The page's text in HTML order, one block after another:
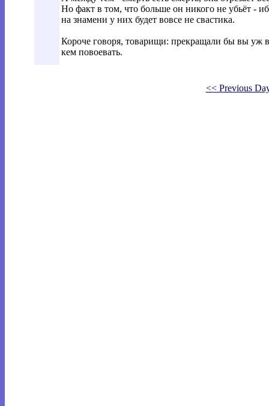
Но факт в том, что больше он никого не убьёт -
на знамени у них будет вовсе не свастика.
Короче говоря, товарищи: прекращали бы вы уж
кем повоевать.
<< Previous